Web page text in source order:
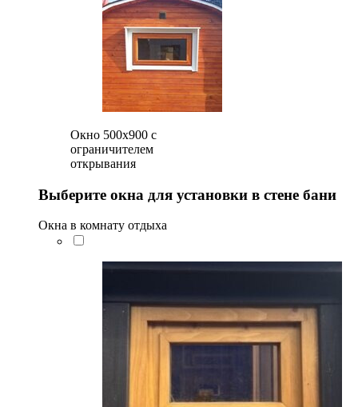
Окно 500x900 с
ограничителем
открывания
Выберите окна для установки в стене бани
Окна в комнату отдыха